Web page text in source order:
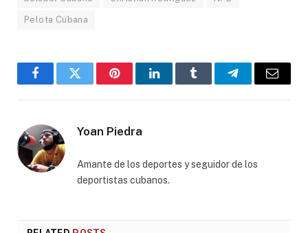
Pelota Cubana
FacebookTwitter PinterestLinkedInTumblr TelegramEmail
Yoan Piedra
Amante de los deportes y seguidor de los
deportistas cubanos.